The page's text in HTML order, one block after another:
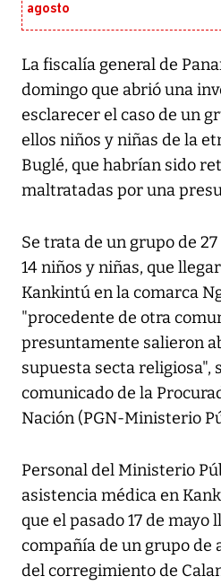
agosto
La fiscalía general de
domingo que abrió una
esclarecer el caso de un
ellos niños y niñas de la
Buglé, que habrían sido
maltratadas por una
Se trata de un grupo de
14 niños y niñas, que
Kankintú en la comarca
"procedente de otra
presuntamente salieron
supuesta secta religiosa",
comunicado de la
Nación (PGN-Ministerio
Personal del Ministerio
asistencia médica en
que el pasado 17 de mayo
compañía de un grupo de
del corregimiento de